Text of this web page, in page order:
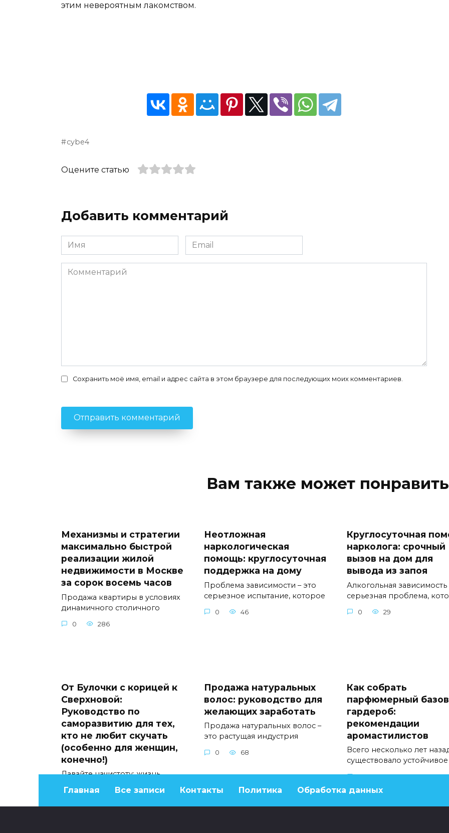
этим невероятным лакомством.
cybe4
Оцените статью
Добавить комментарий
Имя
*
Email
*
Комментарий
Сохранить моё имя, email и адрес сайта в этом браузере для последующих моих комментариев.
Вам также может
Механизмы и стратегии
максимально быстрой
реализации жилой
недвижимости в Москве
за сорок восемь часов
Продажа квартиры в условиях
динамичного столичного
0 286
Неотложная
наркологическая
помощь: круглосуточная
поддержка на дому
Проблема зависимости – это
серьезное испытание, которое
0 46
Круглосуточная
нарколога: срочный
вызов на дом для
вывода из запоя
Алкогольная зависимость
серьезная проблема,
0 29
От Булочки с корицей к
Сверхновой:
Руководство по
саморазвитию для тех,
кто не любит скучать
(особенно для женщин,
конечно!)
Давайте начистоту: жизнь
Продажа натуральных
волос: руководство для
желающих заработать
Продажа натуральных волос –
это растущая индустрия
0 68
Как собрать
парфюмерный
гардероб:
рекомендации
аромастилистов
Всего несколько лет
существовало устойчивое
0 47
Главная Все записи Контакты Политика Обработка данных